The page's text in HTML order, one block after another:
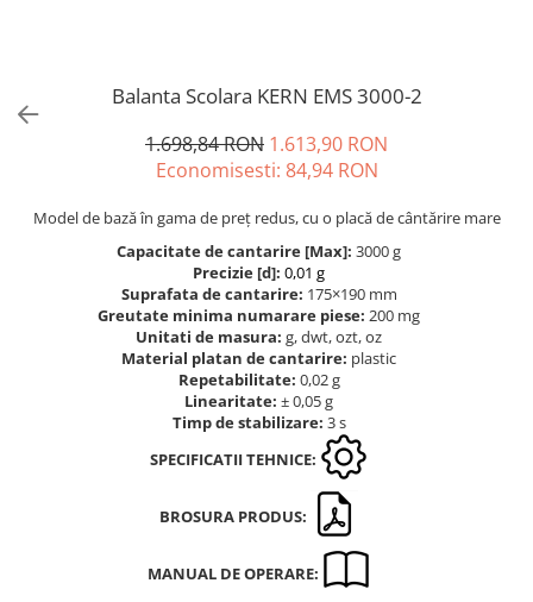
Cantare drive-through
Cantare pentru paleti
Punti de cantarire
Cantare medicale
Cantare medicale
Cantar cu balustrada
Cantare bebelusi
Cantare cu platforma pentru
Cantare personale
Sisteme Industry 4.0
Balanta Scolara KERN EMS 3000-2
1.698,84 RON 1.613,90 RON
Economisesti: 84,94 RON
Model de bază în gama de preț redus, cu o placă de cântărire mare
Capacitate de cantarire [Max]: 3000 g
Precizie [d]: 0,01 g
Suprafata de cantarire: 175×190 mm
Greutate minima numarare piese: 200 mg
Unitati de masura: g, dwt, ozt, oz
Material platan de cantarire: plastic
Repetabilitate: 0,02 g
Linearitate: ± 0,05 g
Timp de stabilizare: 3 s
SPECIFICATII TEHNICE:
BROSURA PRODUS:
MANUAL DE OPERARE: